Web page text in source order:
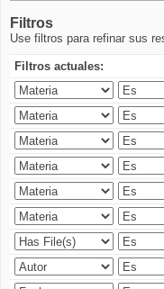
Filtros
Use filtros para refinar sus
Filtros actuales: